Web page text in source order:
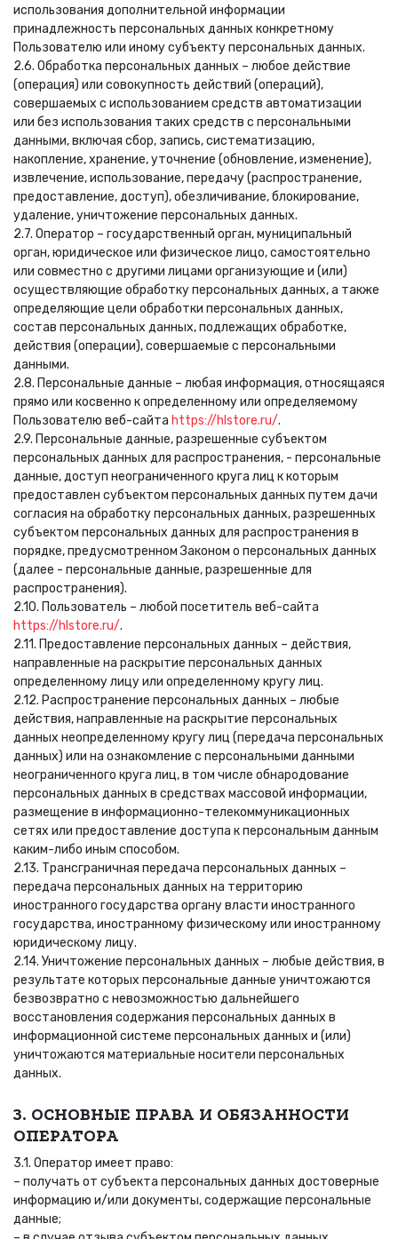
использования дополнительной информации
принадлежность персональных данных конкретному
Пользователю или иному субъекту персональных данных.
2.6. Обработка персональных данных – любое действие
(операция) или совокупность действий (операций),
совершаемых с использованием средств автоматизации
или без использования таких средств с персональными
данными, включая сбор, запись, систематизацию,
накопление, хранение, уточнение (обновление, изменение),
извлечение, использование, передачу (распространение,
предоставление, доступ), обезличивание, блокирование,
удаление, уничтожение персональных данных.
2.7. Оператор – государственный орган, муниципальный
орган, юридическое или физическое лицо, самостоятельно
или совместно с другими лицами организующие и (или)
осуществляющие обработку персональных данных, а также
определяющие цели обработки персональных данных,
состав персональных данных, подлежащих обработке,
действия (операции), совершаемые с персональными
данными.
2.8. Персональные данные – любая информация, относящаяся
прямо или косвенно к определенному или определяемому
Пользователю веб-сайта https://hlstore.ru/.
2.9. Персональные данные, разрешенные субъектом
персональных данных для распространения, - персональные
данные, доступ неограниченного круга лиц к которым
предоставлен субъектом персональных данных путем дачи
согласия на обработку персональных данных, разрешенных
субъектом персональных данных для распространения в
порядке, предусмотренном Законом о персональных данных
(далее - персональные данные, разрешенные для
распространения).
2.10. Пользователь – любой посетитель веб-сайта
https://hlstore.ru/.
2.11. Предоставление персональных данных – действия,
направленные на раскрытие персональных данных
определенному лицу или определенному кругу лиц.
2.12. Распространение персональных данных – любые
действия, направленные на раскрытие персональных
данных неопределенному кругу лиц (передача персональных
данных) или на ознакомление с персональными данными
неограниченного круга лиц, в том числе обнародование
персональных данных в средствах массовой информации,
размещение в информационно-телекоммуникационных
сетях или предоставление доступа к персональным данным
каким-либо иным способом.
2.13. Трансграничная передача персональных данных –
передача персональных данных на территорию
иностранного государства органу власти иностранного
государства, иностранному физическому или иностранному
юридическому лицу.
2.14. Уничтожение персональных данных – любые действия, в
результате которых персональные данные уничтожаются
безвозвратно с невозможностью дальнейшего
восстановления содержания персональных данных в
информационной системе персональных данных и (или)
уничтожаются материальные носители персональных
данных.
3. ОСНОВНЫЕ ПРАВА И ОБЯЗАННОСТИ
ОПЕРАТОРА
3.1. Оператор имеет право:
– получать от субъекта персональных данных достоверные
информацию и/или документы, содержащие персональные
данные;